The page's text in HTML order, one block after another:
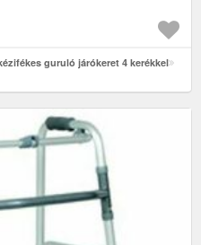
guruló járókeret 4 kerékkel